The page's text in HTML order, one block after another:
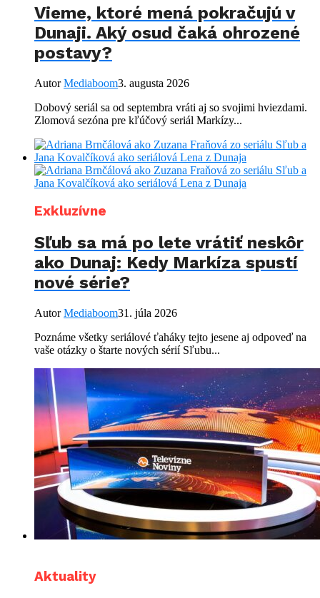
Vieme, ktoré mená pokračujú v
Dunaji. Aký osud čaká ohrozené
postavy?
AutorMediaboom3. augusta 2026
Dobový seriál sa od septembra vráti aj so svojimi hviezdami.
Zlomová sezóna pre kľúčový seriál Markízy...
Exkluzívne
Sľub sa má po lete vrátiť neskôr
ako Dunaj: Kedy Markíza spustí
nové série?
AutorMediaboom31. júla 2026
Poznáme všetky seriálové ťaháky tejto jesene aj odpoveď na
vaše otázky o štarte nových sérií Sľubu...
Aktuality